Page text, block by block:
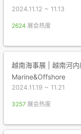
2024.11.12 ~ 11.13
2624 展会热度
越南海事展 | 越南河
Marine&Offshore
2024.11.19 ~ 11.21
3257 展会热度